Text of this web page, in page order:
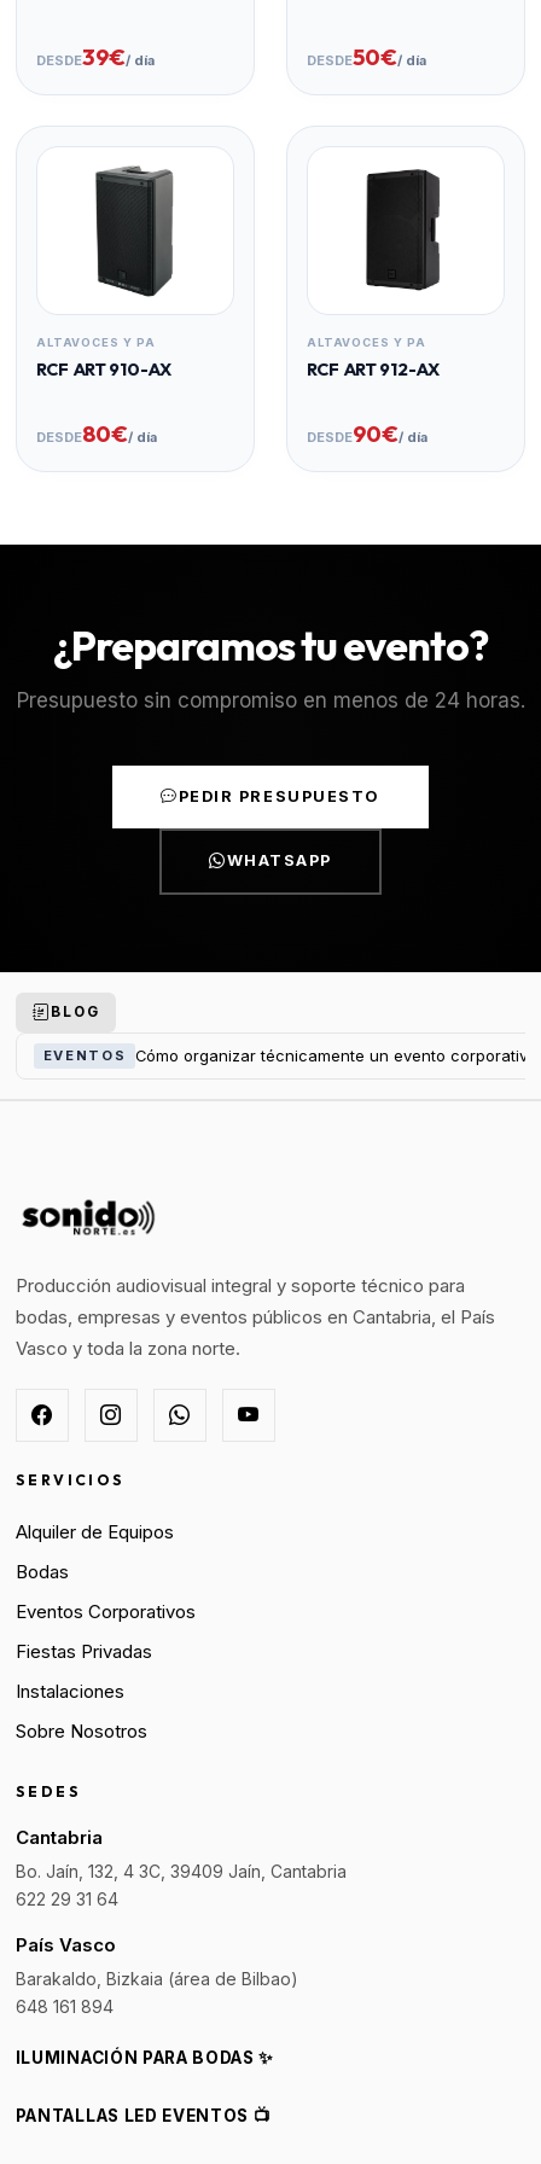
DESDE39€/ día DESDE50€/ día
ALTAVOCES Y PA
RCF ART 910-AX
DESDE80€/ día
ALTAVOCES Y PA
RCF ART 912-AX
DESDE90€/ día
¿Preparamos tu evento?
Presupuesto sin compromiso en menos de 24 horas.
PEDIR PRESUPUESTO
WHATSAPP
BLOG
EVENTOS Cómo organizar técnicamente un evento
Producción audiovisual integral y soporte técnico para
bodas, empresas y eventos públicos en Cantabria, el País
Vasco y toda la zona norte.
SERVICIOS
Alquiler de Equipos
Bodas
Eventos Corporativos
Fiestas Privadas
Instalaciones
Sobre Nosotros
SEDES
Cantabria
Bo. Jaín, 132, 4 3C, 39409 Jaín, Cantabria
622 29 31 64
País Vasco
Barakaldo, Bizkaia (área de Bilbao)
648 161 894
ILUMINACIÓN PARA BODAS ✨
PANTALLAS LED EVENTOS 📺